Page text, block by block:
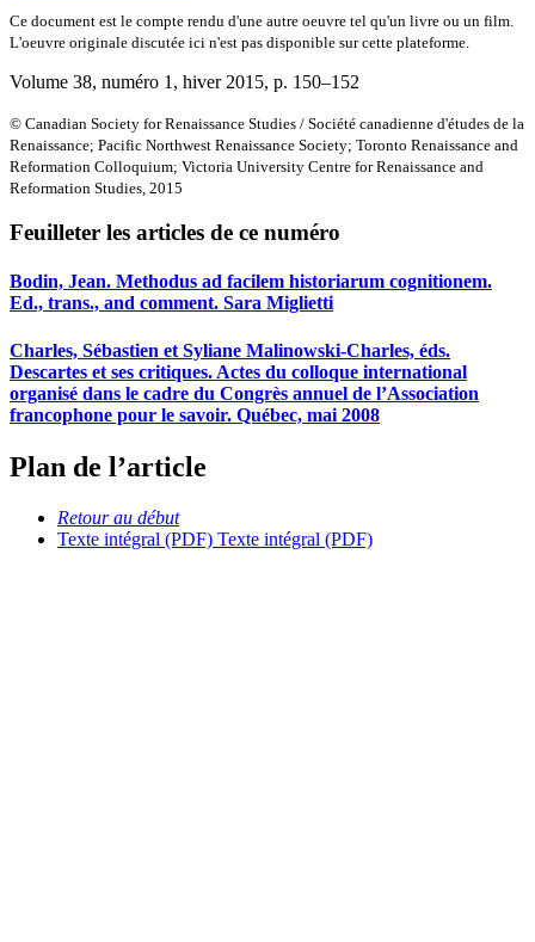
Ce document est le compte rendu d'une autre oeuvre tel qu'un livre ou un film.
L'oeuvre originale discutée ici n'est pas disponible sur cette plateforme.
Volume 38, numéro 1, hiver 2015, p. 150–152
© Canadian Society for Renaissance Studies / Société canadienne d'études de la
Renaissance; Pacific Northwest Renaissance Society; Toronto Renaissance and
Reformation Colloquium; Victoria University Centre for Renaissance and
Reformation Studies, 2015
Feuilleter les articles de ce numéro
Bodin, Jean. Methodus ad facilem historiarum cognitionem.
Ed., trans., and comment. Sara Miglietti
Charles, Sébastien et Syliane Malinowski-Charles, éds.
Descartes et ses critiques. Actes du colloque international
organisé dans le cadre du Congrès annuel de l’Association
francophone pour le savoir. Québec, mai 2008
Plan de l’article
Retour au début
Texte intégral (PDF) Texte intégral (PDF)